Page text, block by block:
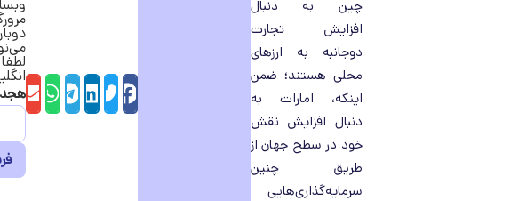
چین به دنبال
افزایش تجارت
دوجانبه به ارزهای
محلی هستند؛ ضمن
اینکه، امارات به
دنبال افزایش نقش
خود در سطح جهان از
طریق چنین
سرمایه‌گذاری‌هایی
Facebook
Twitter
LinkedIn